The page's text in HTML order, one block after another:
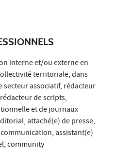
interne et/ou externe en
territoriale, dans
associatif, rédacteur
de scripts,
et de journaux
attaché(e) de presse,
assistant(e)
community